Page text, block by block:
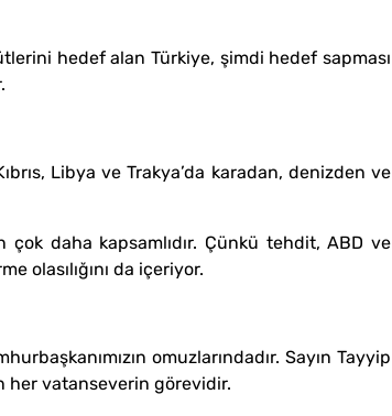
hedef alan Türkiye, şimdi hedef sapması
Libya ve Trakya’da karadan, denizden ve
çok daha kapsamlıdır. Çünkü tehdit, ABD ve
olasılığını da içeriyor.
omuzlarındadır. Sayın Tayyip
her vatanseverin görevidir.